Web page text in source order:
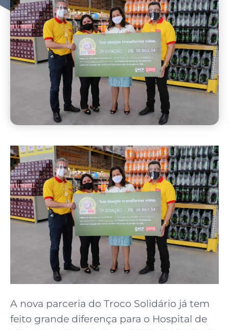
A nova parceria do Troco Solidário já tem
feito grande diferença para o Hospital de